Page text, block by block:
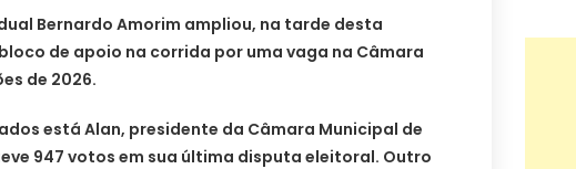
Bernardo Amorim ampliou, na tarde desta
de apoio na corrida por uma vaga na Câmara
de 2026.
está Alan, presidente da Câmara Municipal de
947 votos em sua última disputa eleitoral. Outro